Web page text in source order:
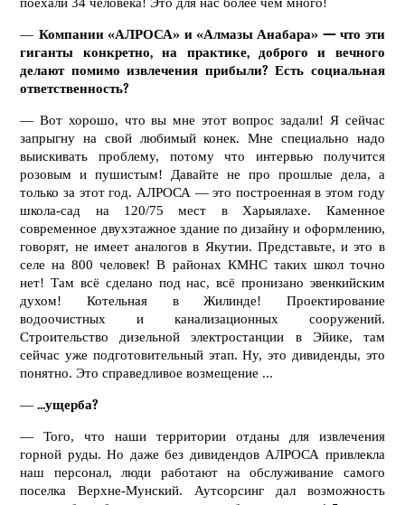
поехали 34 человека! Это для нас более чем много!
— Компании «АЛРОСА» и «Алмазы Анабара» — что эти
гиганты конкретно, на практике, доброго и вечного
делают помимо извлечения прибыли? Есть социальная
ответственность?
— Вот хорошо, что вы мне этот вопрос задали! Я сейчас
запрыгну на свой любимый конек. Мне специально надо
выискивать проблему, потому что интервью получится
розовым и пушистым! Давайте не про прошлые дела, а
только за этот год. АЛРОСА — это построенная в этом году
школа-сад на 120/75 мест в Харыялахе. Каменное
современное двухэтажное здание по дизайну и оформлению,
говорят, не имеет аналогов в Якутии. Представьте, и это в
селе на 800 человек! В районах КМНС таких школ точно
нет! Там всё сделано под нас, всё пронизано эвенкийским
духом! Котельная в Жилинде! Проектирование
водоочистных и канализационных сооружений.
Строительство дизельной электростанции в Эйике, там
сейчас уже подготовительный этап. Ну, это дивиденды, это
понятно. Это справедливое возмещение ...
—...ущерба?
— Того, что наши территории отданы для извлечения
горной руды. Но даже без дивидендов АЛРОСА привлекла
наш персонал, люди работают на обслуживание самого
поселка Верхне-Мунский. Аутсорсинг дал возможность